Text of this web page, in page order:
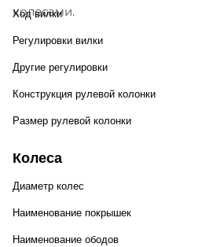
колесами.
Ход вилки
Регулировки вилки
Другие регулировки
Конструкция рулевой колонки
Размер рулевой колонки
Колеса
Диаметр колес
Наименование покрышек
Наименование ободов